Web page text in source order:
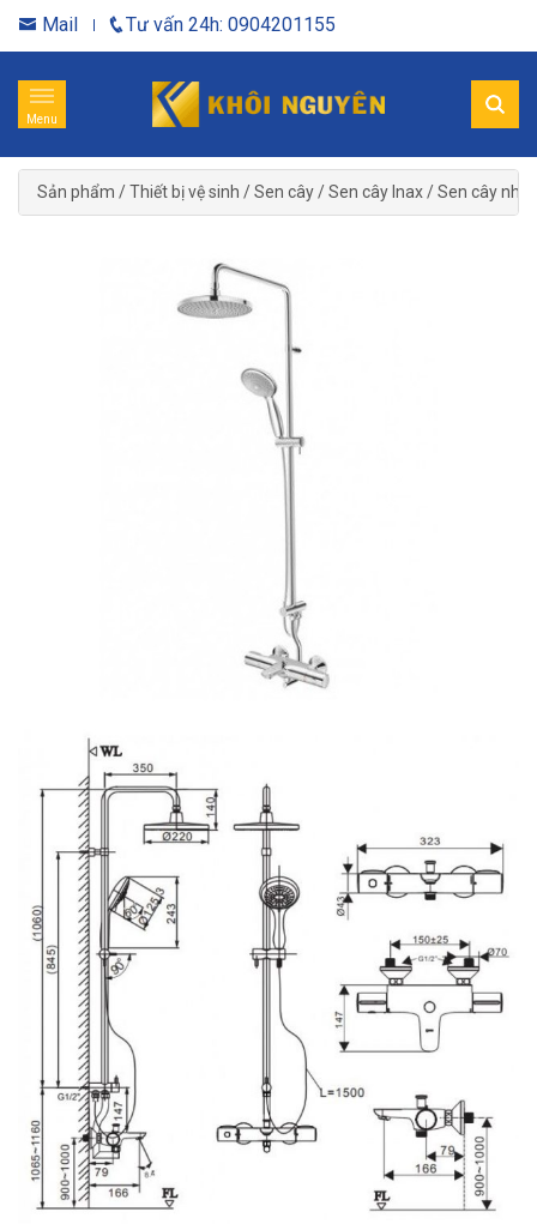
Mail Tư vấn 24h: 0904201155
Menu
Sản phẩm /Thiết bị vệ sinh /Sen cây/Sen cây Inax/Sen cây